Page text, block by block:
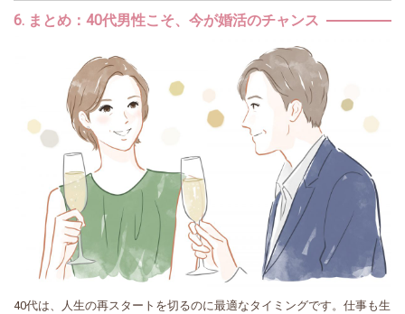
6. まとめ：40代男性こそ、今が婚活のチャンス
40代は、人生の再スタートを切るのに最適なタイミングです。仕事も生